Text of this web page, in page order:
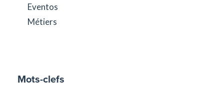
Eventos
Métiers
Mots-clefs